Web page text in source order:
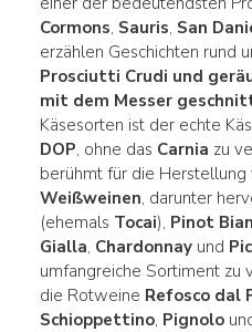
Cormons, Sauris, San
erzählen Geschichten rund
Prosciutti Crudi und
mit dem Messer
Käsesorten ist der echte
DOP, ohne das Carnia zu
berühmt für die
Weißweinen, darunter
(ehemals Tocai), Pinot
Gialla, Chardonnayund
umfangreiche Sortiment zu
die Rotweine Refosco dal
Schioppettino, Pignolo